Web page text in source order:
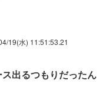
19(水) 11:51:53.21
出るつもりだったん